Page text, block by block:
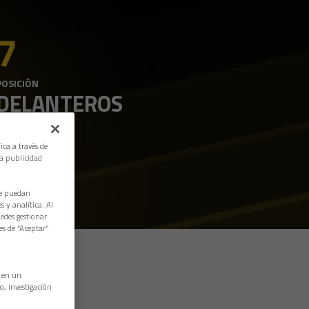
a través de
publicidad
puedan
y analítica. Al
gestionar
de “Aceptar”
un
investigación